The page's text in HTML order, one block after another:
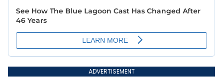
ADVERTISEMENT